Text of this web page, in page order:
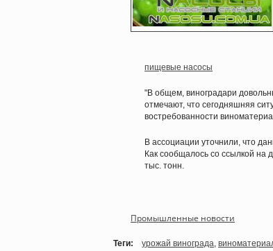
пищевые насосы
"В общем, виноградари
отмечают, что сегодняшняя
востребованности
В ассоциации уточнили, что
Как сообщалось со ссылкой на
тыс. тонн.
Промышленные новости
Теги: урожай винограда,